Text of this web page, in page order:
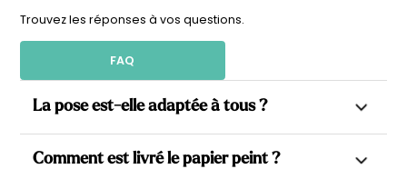
Trouvez les réponses à vos questions.
FAQ
La pose est-elle adaptée à tous ?
d’appliquer la colle directement sur le mur et de gagner en
Comment est livré le papier peint ?